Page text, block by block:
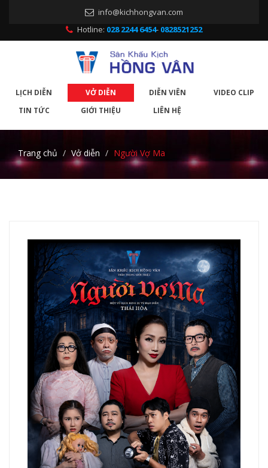
info@kichhongvan.com
Hotline: 028 2244 6454- 0828521252
LỊCH DIỄN VỞ DIỄN DIỄN VIÊN
VIDEO CLIP
TIN TỨC
GIỚI THIỆU LIÊN HỆ
Trang chủ Vở diễn Người Vợ Ma